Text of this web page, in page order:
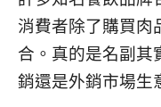
消費者除了購買肉
合。真的是名副其
銷還是外銷市場生